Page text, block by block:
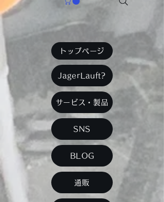
トップページ
JagerLauft?
サービス・製品
SNS
BLOG
通販